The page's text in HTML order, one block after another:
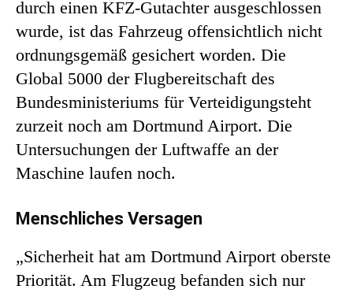
durch einen KFZ-Gutachter ausgeschlossen
wurde, ist das Fahrzeug offensichtlich nicht
ordnungsgemäß gesichert worden. Die
Global 5000 der Flugbereitschaft des
Bundesministeriums für Verteidigungsteht
zurzeit noch am Dortmund Airport. Die
Untersuchungen der Luftwaffe an der
Maschine laufen noch.
Menschliches Versagen
„Sicherheit hat am Dortmund Airport oberste
Priorität. Am Flugzeug befanden sich nur